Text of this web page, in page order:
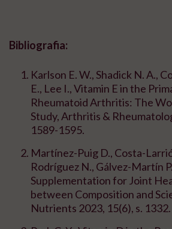
Bibliografia:
Karlson E. W., Shadick N. A.,
E., Lee I., Vitamin E in the
Rheumatoid Arthritis: The
Study, Arthritis &
1589-1595.
Martínez-Puig D., Costa-
Rodríguez N., Gálvez-Martín
Supplementation for Joint
between Composition and
Nutrients 2023, 15(6), s. 1332.